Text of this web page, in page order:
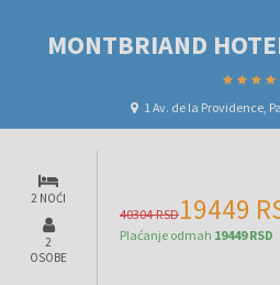
MONTBRIAND
1 Av. de la Providence,
2 NOĆI
2
OSOBE
40304 RSD19449
Plaćanje odmah 19449 RSD